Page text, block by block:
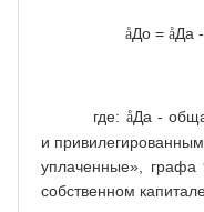
åДо = åДа -
где: åДа -
и
уплаченные»,
собственном